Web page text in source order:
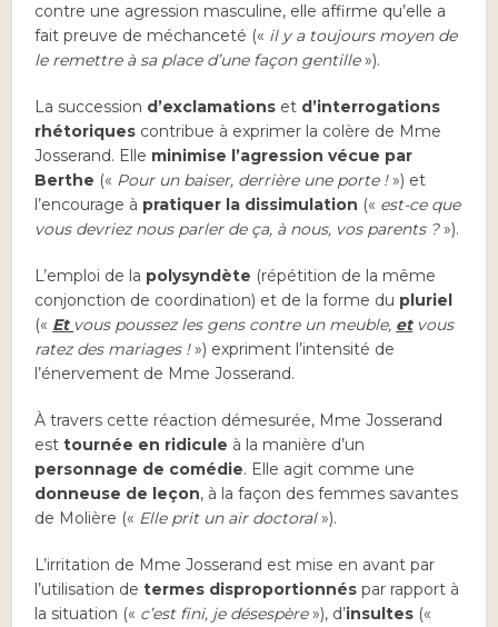
contre une agression masculine, elle affirme qu’elle a
fait preuve de méchanceté (« il y a toujours moyen de
le remettre à sa place d’une façon gentille»).
La succession d’exclamations et d’interrogations
rhétoriques contribue à exprimer la colère de Mme
Josserand. Elle minimise l’agression vécue par
Berthe (« Pour un baiser, derrière une porte !») et
l’encourage à pratiquer la dissimulation (« est-ce que
vous devriez nous parler de ça, à nous, vos parents ?»).
L’emploi de la polysyndète (répétition de la même
conjonction de coordination) et de la forme du pluriel
(« Et vous poussez les gens contre un meuble, etvous
ratez des mariages !») expriment l’intensité de
l’énervement de Mme Josserand.
À travers cette réaction démesurée, Mme Josserand
esttournée en ridicule à la manière d’un
personnage de comédie. Elle agit comme une
donneuse de leçon, à la façon des femmes savantes
de Molière (« Elle prit un air doctoral»).
L’irritation de Mme Josserand est mise en avant par
l’utilisation determes disproportionnés par rapport à
la situation (« c’est fini, je désespère»), d’insultes («